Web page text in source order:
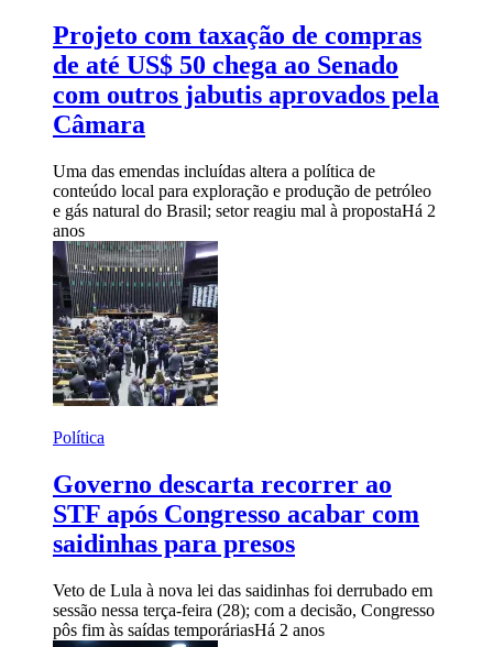
Projeto com taxação de compras
de até US$ 50 chega ao Senado
com outros jabutis aprovados pela
Câmara
Uma das emendas incluídas altera a política de
conteúdo local para exploração e produção de petróleo
e gás natural do Brasil; setor reagiu mal à propostaHá 2
anos
Política
Governo descarta recorrer ao
STF após Congresso acabar com
saidinhas para presos
Veto de Lula à nova lei das saidinhas foi derrubado em
sessão nessa terça-feira (28); com a decisão, Congresso
pôs fim às saídas temporáriasHá 2 anos